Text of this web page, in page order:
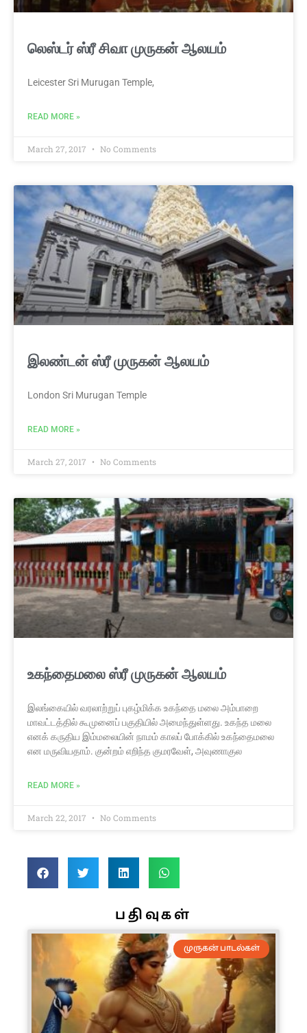
லெஸ்டர் ஸ்ரீ சிவா முருகன் ஆலயம்
Leicester Sri Murugan Temple,
READ MORE »
March 27, 2017 No Comments
இலண்டன் ஸ்ரீ ­மு­ரு­கன் ­ஆ­ல­யம்
London Sri Murugan Temple
READ MORE »
March 27, 2017 No Comments
உகந்தைமலை ஸ்ரீ முருகன் ஆலயம்
இலங்கையில் வரலாற்றுப் புகழ்மிக்க உகந்தை மலை அம்பாறை
மாவட்டத்தில் கூமுனைப் பகுதியில் அமைந்துள்ளது. உகந்த மலை
எனக் கருதிய இம்மலையின் நாமம் காலப் போக்கில் உகந்தைமலை
என மருவியதாம். குன்றம் எறிந்த குமரவேள், அவுணாகுல
READ MORE »
March 22, 2017 No Comments
பதிவுகள்
முருகன் பாடல்கள்